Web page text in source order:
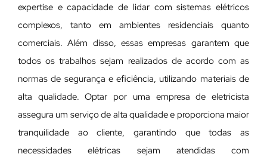
expertise e capacidade de lidar com sistemas elétricos
complexos, tanto em ambientes residenciais quanto
comerciais. Além disso, essas empresas garantem que
todos os trabalhos sejam realizados de acordo com as
normas de segurança e eficiência, utilizando materiais de
alta qualidade. Optar por uma empresa de eletricista
assegura um serviço de alta qualidade e proporciona maior
tranquilidade ao cliente, garantindo que todas as
necessidades elétricas sejam atendidas com